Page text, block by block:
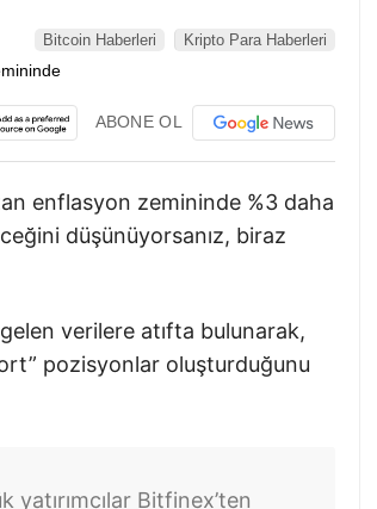
Bitcoin Haberleri Kripto Para Haberleri
ABONE OL
enflasyon zemininde %3 daha
düşünüyorsanız, biraz
verilere atıfta bulunarak,
pozisyonlar oluşturduğunu
Bitfinex’ten